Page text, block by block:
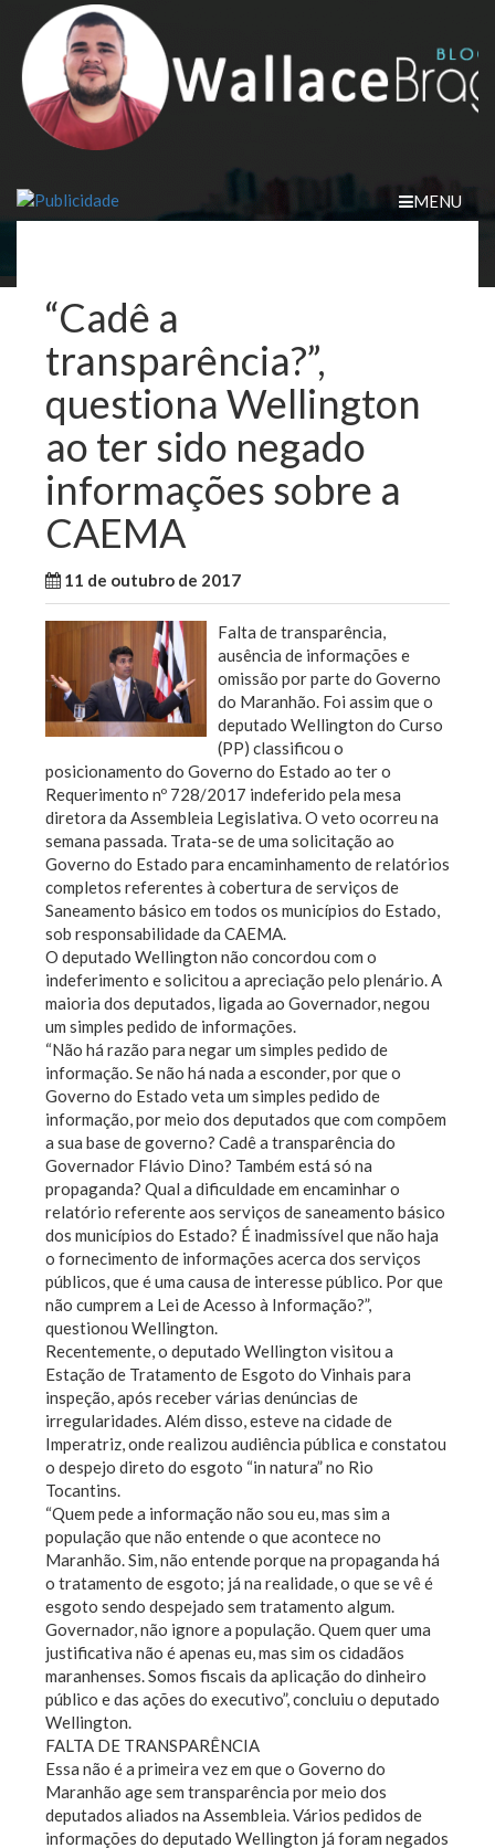
content
MENU
“Cadê a
transparência?”,
questiona Wellington
ao ter sido negado
informações sobre a
CAEMA
11 de outubro de 2017
Falta de transparência,
ausência de informações e
omissão por parte do Governo
do Maranhão. Foi assim que o
deputado Wellington do Curso
(PP) classificou o
posicionamento do Governo do Estado ao ter o
Requerimento nº 728/2017 indeferido pela mesa
diretora da Assembleia Legislativa. O veto ocorreu na
semana passada. Trata-se de uma solicitação ao
Governo do Estado para encaminhamento de relatórios
completos referentes à cobertura de serviços de
Saneamento básico em todos os municípios do Estado,
sob responsabilidade da CAEMA.
O deputado Wellington não concordou com o
indeferimento e solicitou a apreciação pelo plenário. A
maioria dos deputados, ligada ao Governador, negou
um simples pedido de informações.
“Não há razão para negar um simples pedido de
informação. Se não há nada a esconder, por que o
Governo do Estado veta um simples pedido de
informação, por meio dos deputados que com compõem
a sua base de governo? Cadê a transparência do
Governador Flávio Dino? Também está só na
propaganda? Qual a dificuldade em encaminhar o
relatório referente aos serviços de saneamento básico
dos municípios do Estado? É inadmissível que não haja
o fornecimento de informações acerca dos serviços
públicos, que é uma causa de interesse público. Por que
não cumprem a Lei de Acesso à Informação?”,
questionou Wellington.
Recentemente, o deputado Wellington visitou a
Estação de Tratamento de Esgoto do Vinhais para
inspeção, após receber várias denúncias de
irregularidades. Além disso, esteve na cidade de
Imperatriz, onde realizou audiência pública e constatou
o despejo direto do esgoto “in natura” no Rio
Tocantins.
“Quem pede a informação não sou eu, mas sim a
população que não entende o que acontece no
Maranhão. Sim, não entende porque na propaganda há
o tratamento de esgoto; já na realidade, o que se vê é
esgoto sendo despejado sem tratamento algum.
Governador, não ignore a população. Quem quer uma
justificativa não é apenas eu, mas sim os cidadãos
maranhenses. Somos fiscais da aplicação do dinheiro
público e das ações do executivo”, concluiu o deputado
Wellington.
FALTA DE TRANSPARÊNCIA
Essa não é a primeira vez em que o Governo do
Maranhão age sem transparência por meio dos
deputados aliados na Assembleia. Vários pedidos de
informações do deputado Wellington já foram negados